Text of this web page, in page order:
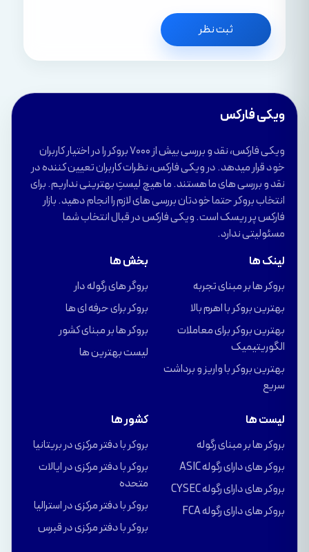
ثبت نظر
ویکی فارکس
ویکی فارکس، نقد و بررسی بیش از 7000 بروکر را در اختیار کاربران
خود قرار میدهد. در ویکی فارکس، نظرات کاربران تعیین کننده در
نقد و بررسی های ما هستند. ما هیچ لیستِ بهترینی نداریم. برای
انتخاب بروکر حتما خودتان بررسی های لازم را انجام دهید. بازار
فارکس پر ریسک است. ویکی فارکس در قبال انتخاب شما
مسئولیتی ندارد.
لینک ها
بروکر ها بر مبنای تجربه
بهترین بروکر با اهرم بالا
بهترین بروکر برای معاملات
الگوریتیمیک
بهترین بروکر با واریز و برداشت
سریع
بخش ها
بروگر های رگوله دار
بروکر برای حرفه ای ها
بروکر ها بر مبنای کشور
لیست بهترین ها
لیست ها
بروکر ها بر مبنای رگوله
بروکر های دارای رگوله ASIC
بروکر های دارای رگوله CYSEC
بروکر های دارای رگوله FCA
کشور ها
بروکر با دفتر مرکزی در بریتانیا
بروکر با دفتر مرکزی در ایالات
متحده
بروکر با دفتر مرکزی در استرالیا
بروکر با دفتر مرکزی در قبرس